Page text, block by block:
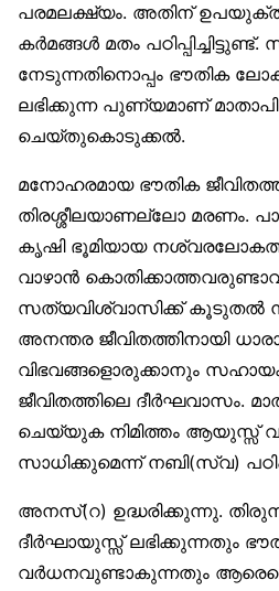
പരമലക്ഷ്യം. അതിന്
കർമങ്ങൾ മതം
നേടുന്നതിനൊപ്പം ഭൗതിക
ലഭിക്കുന്ന പുണ്യമാണ്
ചെയ്തുകൊടുക്കൽ.
മനോഹരമായ ഭൗതിക
തിരശ്ശീലയാണല്ലോ മരണം.
കൃഷി ഭൂമിയായ
വാഴാൻ
സത്യവിശ്വാസിക്ക് കൂടുതൽ
അനന്തര ജീവിതത്തിനായി
വിഭവങ്ങളൊരുക്കാനും
ജീവിതത്തിലെ ദീർഘവാസം.
ചെയ്യുക നിമിത്തം ആയുസ്സ്
സാധിക്കുമെന്ന് നബി(സ്വ)
അനസ്(റ) ഉദ്ധരിക്കുന്നു.
ദീർഘായുസ്സ് ലഭിക്കുന്നതും
വർധനവുണ്ടാകുന്നതും